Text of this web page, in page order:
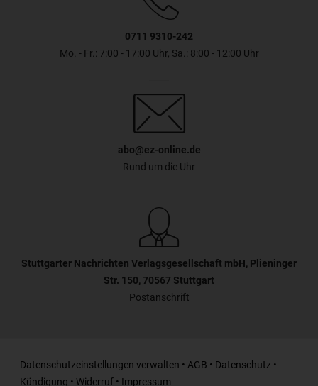
0711 9310-242
Mo. - Fr.: 7:00 - 17:00 Uhr, Sa.: 8:00 - 12:00 Uhr
abo@ez-online.de
Rund um die Uhr
Stuttgarter Nachrichten Verlagsgesellschaft mbH, Plieninger
Str. 150, 70567 Stuttgart
Postanschrift
Datenschutzeinstellungen verwalten • AGB • Datenschutz •
Kündigung • Widerruf • Impressum